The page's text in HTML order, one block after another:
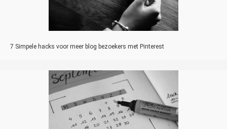
7 Simpele hacks voor meer blog bezoekers met Pinterest